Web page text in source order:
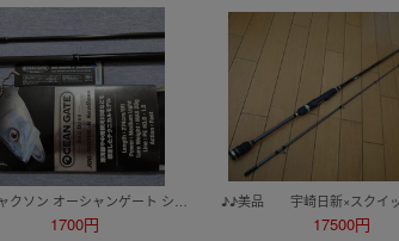
1700円 17500円